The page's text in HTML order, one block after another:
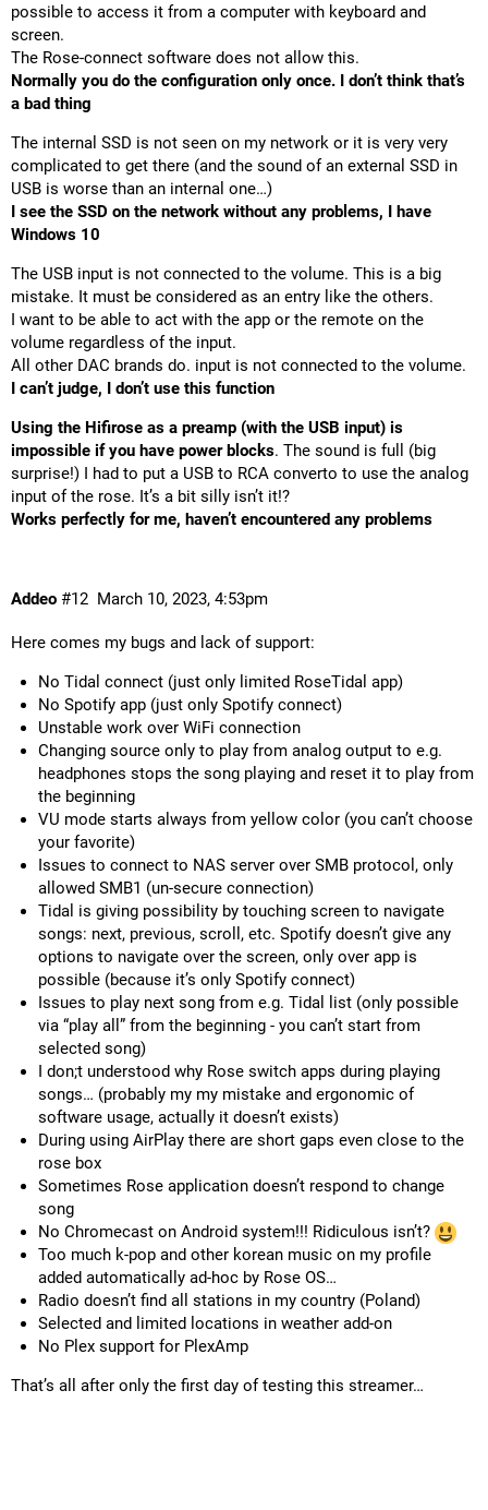
possible to access it from a computer with keyboard and
screen.
The Rose-connect software does not allow this.
Normally you do the configuration only once. I don’t think that’s
a bad thing
The internal SSD is not seen on my network or it is very very
complicated to get there (and the sound of an external SSD in
USB is worse than an internal one…)
I see the SSD on the network without any problems, I have
Windows 10
The USB input is not connected to the volume. This is a big
mistake. It must be considered as an entry like the others.
I want to be able to act with the app or the remote on the
volume regardless of the input.
All other DAC brands do. input is not connected to the volume.
I can’t judge, I don’t use this function
Using the Hifirose as a preamp (with the USB input) is
impossible if you have power blocks. The sound is full (big
surprise!) I had to put a USB to RCA converto to use the analog
input of the rose. It’s a bit silly isn’t it!?
Works perfectly for me, haven’t encountered any problems
Addeo March 10, 2023, 4:53pm
#12
Here comes my bugs and lack of support:
No Tidal connect (just only limited RoseTidal app)
No Spotify app (just only Spotify connect)
Unstable work over WiFi connection
Changing source only to play from analog output to e.g.
headphones stops the song playing and reset it to play from
the beginning
VU mode starts always from yellow color (you can’t choose
your favorite)
Issues to connect to NAS server over SMB protocol, only
allowed SMB1 (un-secure connection)
Tidal is giving possibility by touching screen to navigate
songs: next, previous, scroll, etc. Spotify doesn’t give any
options to navigate over the screen, only over app is
possible (because it’s only Spotify connect)
Issues to play next song from e.g. Tidal list (only possible
via “play all” from the beginning - you can’t start from
selected song)
I don;t understood why Rose switch apps during playing
songs… (probably my my mistake and ergonomic of
software usage, actually it doesn’t exists)
During using AirPlay there are short gaps even close to the
rose box
Sometimes Rose application doesn’t respond to change
song
No Chromecast on Android system!!! Ridiculous isn’t?
Too much k-pop and other korean music on my profile
added automatically ad-hoc by Rose OS…
Radio doesn’t find all stations in my country (Poland)
Selected and limited locations in weather add-on
No Plex support for PlexAmp
That’s all after only the first day of testing this streamer…